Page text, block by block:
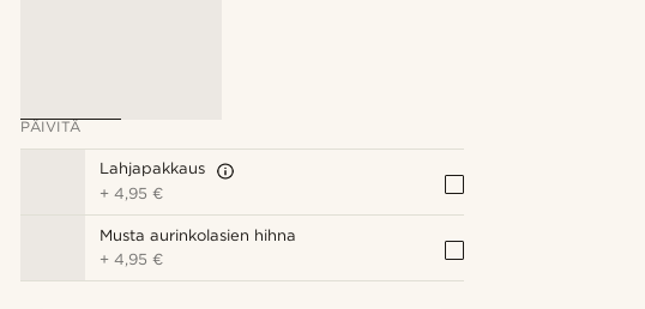
PÄIVITÄ
Lahjapakkaus
+4,95 €
Musta aurinkolasien hihna
+4,95 €